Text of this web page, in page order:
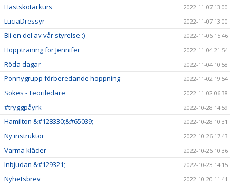
Hästskötarkurs 2022-11-07 13:00
LuciaDressyr 2022-11-07 13:00
Bli en del av vår styrelse :) 2022-11-06 15:46
Hoppträning för Jennifer 2022-11-04 21:54
Röda dagar 2022-11-04 10:58
Ponnygrupp förberedande hoppning 2022-11-02 19:54
Sökes - Teoriledare 2022-11-02 06:38
#tryggpåyrk 2022-10-28 14:59
Hamilton &#128330;&#65039; 2022-10-28 10:31
Ny instruktör 2022-10-26 17:43
Varma kläder 2022-10-26 10:36
Inbjudan &#129321; 2022-10-23 14:15
Nyhetsbrev 2022-10-20 11:41